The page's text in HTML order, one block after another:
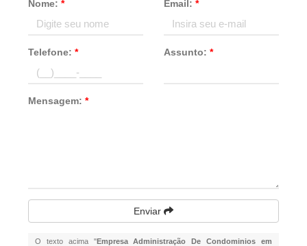
Nome:* Email: *
Telefone:* Assunto: *
Mensagem:*
Enviar
O texto acima "Empresa Administração De Condominios em